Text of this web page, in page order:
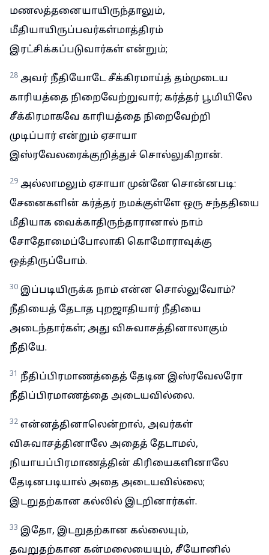
மணலத்தனையாயிருந்தாலும்,
மீதியாயிருப்பவர்கள்மாத்திரம்
இரட்சிக்கப்படுவார்கள் என்றும்;
28 அவர் நீதியோடே சீக்கிரமாய்த் தம்முடைய
காரியத்தை நிறைவேற்றுவார்; கர்த்தர் பூமியிலே
சீக்கிரமாகவே காரியத்தை நிறைவேற்றி
முடிப்பார் என்றும் ஏசாயா
இஸ்ரவேலரைக்குறித்துச் சொல்லுகிறான்.
29 அல்லாமலும் ஏசாயா முன்னே சொன்னபடி:
சேனைகளின் கர்த்தர் நமக்குள்ளே ஒரு சந்ததியை
மீதியாக வைக்காதிருந்தாரானால் நாம்
சோதோமைப்போலாகி கொமோராவுக்கு
ஒத்திருப்போம்.
30 இப்படியிருக்க நாம் என்ன சொல்லுவோம்?
நீதியைத் தேடாத புறஜாதியார் நீதியை
அடைந்தார்கள்; அது விசுவாசத்தினாலாகும்
நீதியே.
31 நீதிப்பிரமாணத்தைத் தேடின இஸ்ரவேலரோ
நீதிப்பிரமாணத்தை அடையவில்லை.
32 என்னத்தினாலென்றால், அவர்கள்
விசுவாசத்தினாலே அதைத் தேடாமல்,
நியாயப்பிரமாணத்தின் கிரியைகளினாலே
தேடினபடியால் அதை அடையவில்லை;
இடறுதற்கான கல்லில் இடறினார்கள்.
33 இதோ, இடறுதற்கான கல்லையும்,
தவறுதற்கான கன்மலையையும், சீயோனில்